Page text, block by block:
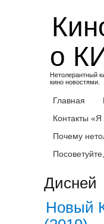
о
Нетолерантный
кино новостями.
Главная
Контакты «Я
Почему
Дисней
Новый